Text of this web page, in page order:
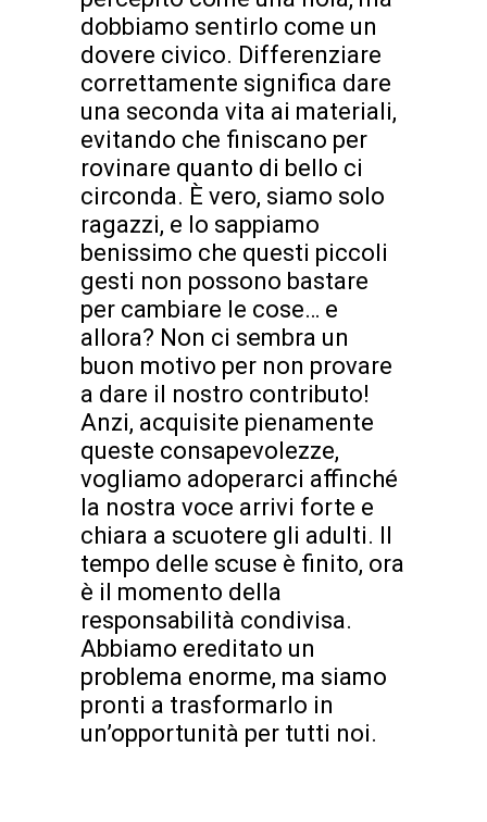
dobbiamo sentirlo come un
dovere civico. Differenziare
correttamente significa dare
una seconda vita ai materiali,
evitando che finiscano per
rovinare quanto di bello ci
circonda. È vero, siamo solo
ragazzi, e lo sappiamo
benissimo che questi piccoli
gesti non possono bastare
per cambiare le cose… e
allora? Non ci sembra un
buon motivo per non provare
a dare il nostro contributo!
Anzi, acquisite pienamente
queste consapevolezze,
vogliamo adoperarci affinché
la nostra voce arrivi forte e
chiara a scuotere gli adulti. Il
tempo delle scuse è finito, ora
è il momento della
responsabilità condivisa.
Abbiamo ereditato un
problema enorme, ma siamo
pronti a trasformarlo in
un’opportunità per tutti noi.